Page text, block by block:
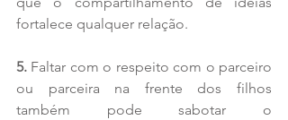
fortalece qualquer relação.
5. Faltar com o respeito com o parceiro
ou parceira na frente dos filhos
também pode sabotar o